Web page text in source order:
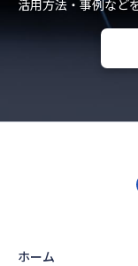
活用方法・事例など
ホーム